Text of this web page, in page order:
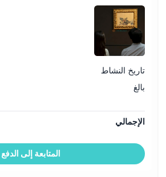
سياسة الإلغاء
تاريخ النشاط
بالغ
الإجمالي
المتابعة إلى الدفع